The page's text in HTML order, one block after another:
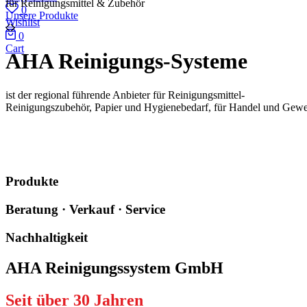
0
Wishlist
0
Cart
für Reinigungsmittel & Zubehör
Unsere Produkte
AHA Reinigungs-Systeme
ist der regional führende Anbieter für Reinigungsmittel-
Reinigungszubehör, Papier und Hygienebedarf, für Handel und
Produkte
Beratung · Verkauf · Service
Nachhaltigkeit
AHA Reinigungssystem GmbH
Seit über 30 Jahren